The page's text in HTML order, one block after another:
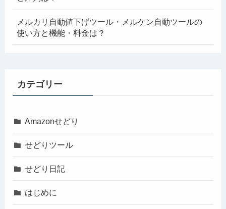
メルカリ自動値下げツール・メルケン自動ツールの
使い方と機能・料金は？
カテゴリー
Amazonせどり
せどりツール
せどり日記
はじめに